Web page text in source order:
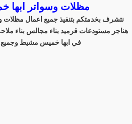
مظلات وسواتر
نتشرف بخدمتكم بتنفيذ جميع اعمال
هناجر مستودعات قرميد بناء مجالس بناء
في ابها خميس مشيط وجميع